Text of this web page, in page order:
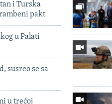
i Turska
pakt
u Palati
susreo se sa
u trećoj